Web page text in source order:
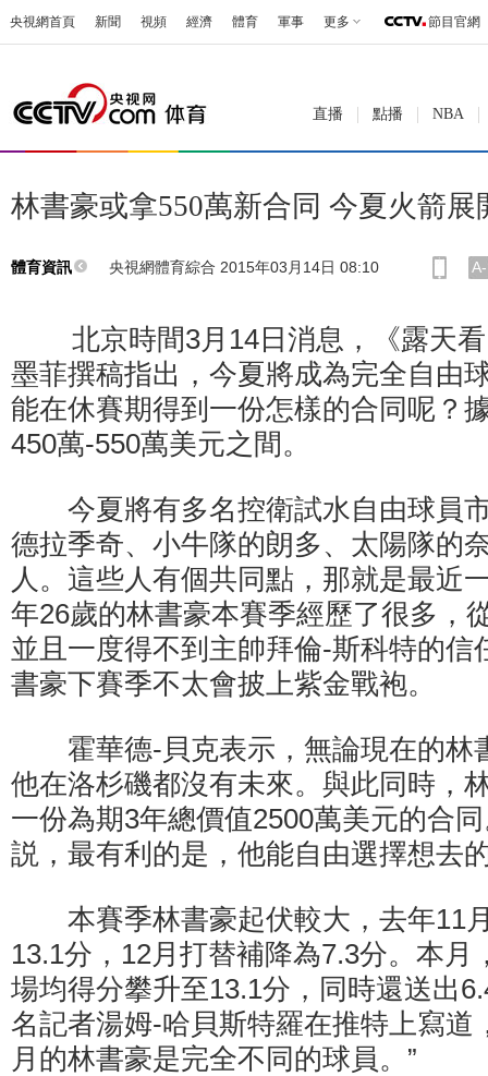
央視網首頁 新聞 視頻 經濟 體育 軍事 更多 節目官網
直播 點播 NBA
林書豪或拿550萬新合同 今夏火箭展
體育資訊 央視網體育綜合 2015年03月14日 08:10 A-
北京時間3月14日消息，《露天看
墨菲撰稿指出，今夏將成為完全自由
能在休賽期得到一份怎樣的合同呢？
450萬-550萬美元之間。
今夏將有多名控衛試水自由球員
德拉季奇、小牛隊的朗多、太陽隊的
人。這些人有個共同點，那就是最近
年26歲的林書豪本賽季經歷了很多，
並且一度得不到主帥拜倫-斯科特的信
書豪下賽季不太會披上紫金戰袍。
霍華德-貝克表示，無論現在的林
他在洛杉磯都沒有未來。與此同時，
一份為期3年總價值2500萬美元的合
説，最有利的是，他能自由選擇想去
本賽季林書豪起伏較大，去年11
13.1分，12月打替補降為7.3分。本月
場均得分攀升至13.1分，同時還送出
名記者湯姆-哈貝斯特羅在推特上寫道
月的林書豪是完全不同的球員。”